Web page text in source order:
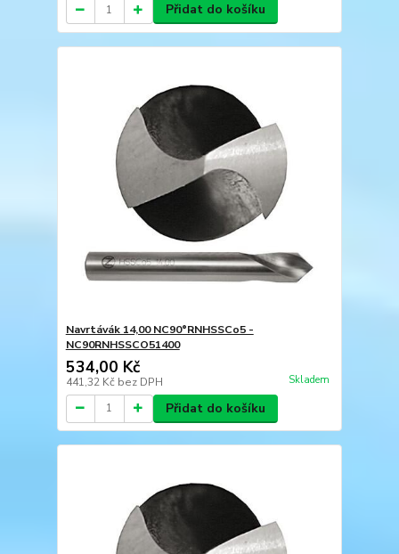
Přidat do košíku
Navrtávák 14,00 NC90°RNHSSCo5 -
NC90RNHSSCO51400
534,00 Kč
441,32 Kč bez DPH Skladem
Přidat do košíku